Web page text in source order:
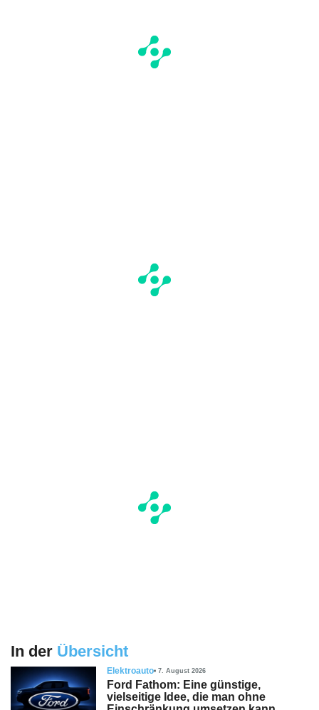
In der Übersicht
Elektroauto 7. August 2026
Ford Fathom: Eine günstige,
vielseitige Idee, die man ohne